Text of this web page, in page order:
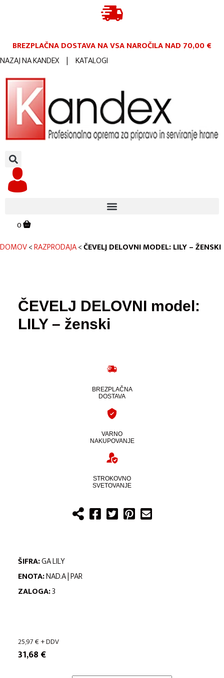
BREZPLAČNA DOSTAVA NA VSA NAROČILANAD 70,00 €
NAZAJ NA KANDEX | KATALOGI
0
DOMOV<RAZPRODAJA<ČEVELJ DELOVNI MODEL: LILY – ŽENSKI
ČEVELJ DELOVNI model:
LILY – ženski
BREZPLAČNA
DOSTAVA
VARNO
NAKUPOVANJE
STROKOVNO
SVETOVANJE
ŠIFRA:GA LILY
ENOTA:NAD.A | PAR
ZALOGA:3
25,97€+ DDV
31,68 €